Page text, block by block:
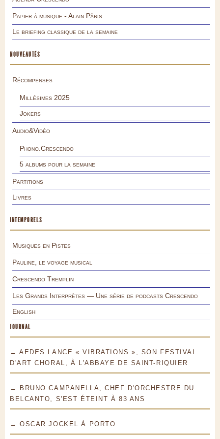
Papier à musique - Alain Pâris
Le briefing classique de la semaine
NOUVEAUTÉS
Récompenses
Millésimes 2025
Jokers
Audio&Vidéo
Phono.Crescendo
5 albums pour la semaine
Partitions
Livres
INTEMPORELS
Musiques en Pistes
Pauline, le voyage musical
Crescendo Tremplin
Les Grands Interprètes — Une série de podcasts Crescendo
English
JOURNAL
→ AEDES LANCE « VIBRATIONS », SON FESTIVAL
D'ART CHORAL, À L'ABBAYE DE SAINT-RIQUIER
→ BRUNO CAMPANELLA, CHEF D'ORCHESTRE DU
BELCANTO, S'EST ÉTEINT À 83 ANS
→ OSCAR JOCKEL À PORTO